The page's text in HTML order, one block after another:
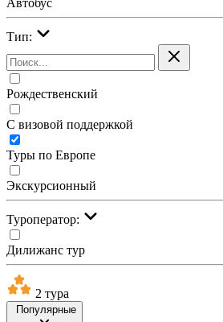
Тип:
Рождественский
С визовой поддержкой
Туры по Европе
Экскурсионный
Туроператор:
Дилижанс тур
2 тура
Популярные